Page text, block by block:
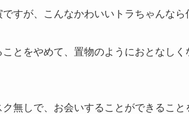
すが、こんなかわいいトラちゃんなら
とをやめて、置物のようにおとなし
無しで、お会いすることができること